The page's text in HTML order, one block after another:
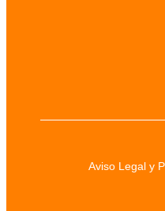
Aviso Legal y